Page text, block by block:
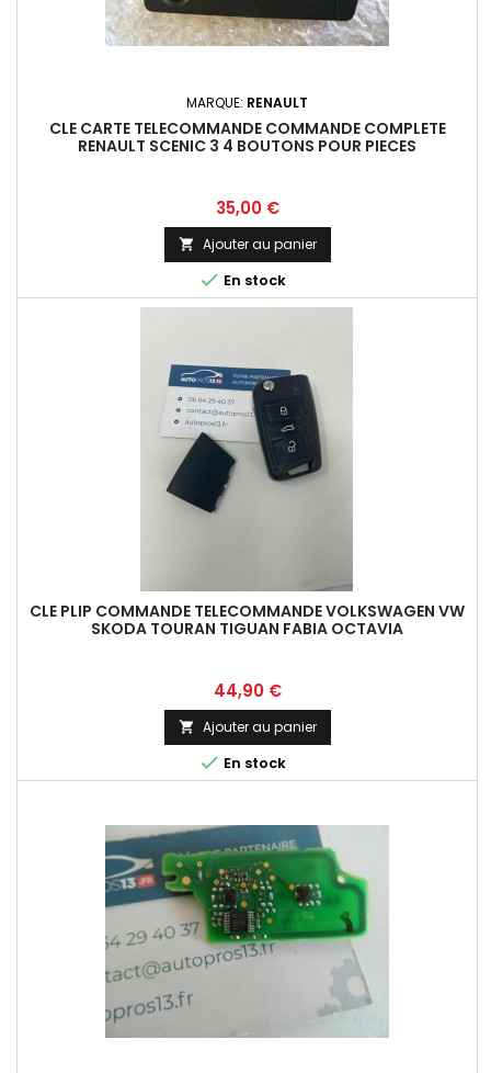
MARQUE: RENAULT
CLE CARTE TELECOMMANDE COMMANDE COMPLETE
RENAULT SCENIC 3 4 BOUTONS POUR PIECES
Prix
35,00 €
 Ajouter au panier
 En stock
CLE PLIP COMMANDE TELECOMMANDE VOLKSWAGEN VW
SKODA TOURAN TIGUAN FABIA OCTAVIA
Prix
44,90 €
 Ajouter au panier
 En stock